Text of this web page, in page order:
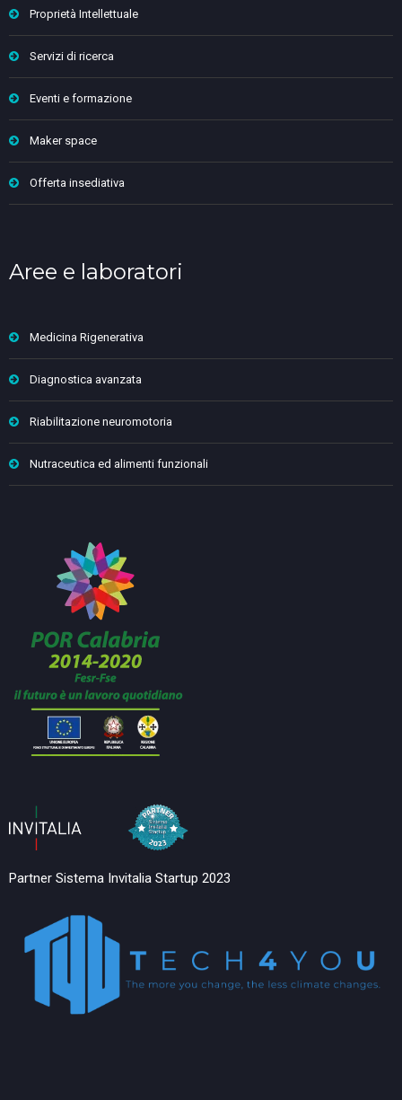
Proprietà Intellettuale
Servizi di ricerca
Eventi e formazione
Maker space
Offerta insediativa
Aree e laboratori
Medicina Rigenerativa
Diagnostica avanzata
Riabilitazione neuromotoria
Nutraceutica ed alimenti funzionali
Partner Sistema Invitalia Startup 2023